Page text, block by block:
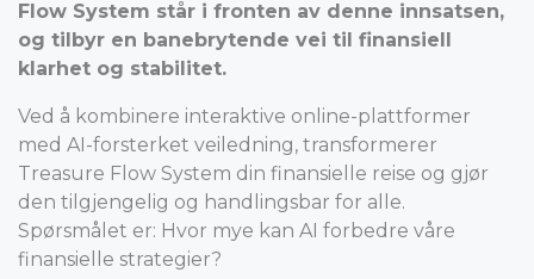
Flow System står i fronten av denne innsatsen,
og tilbyr en banebrytende vei til finansiell
klarhet og stabilitet.
Ved å kombinere interaktive online-plattformer
med AI-forsterket veiledning, transformerer
Treasure Flow System din finansielle reise og gjør
den tilgjengelig og handlingsbar for alle.
Spørsmålet er: Hvor mye kan AI forbedre våre
finansielle strategier?